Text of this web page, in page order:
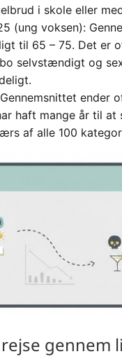
i skole eller
(ung voksen):
til 65 – 75. Det er
selvstændigt og
ender
haft mange år til
af alle 100
gennem